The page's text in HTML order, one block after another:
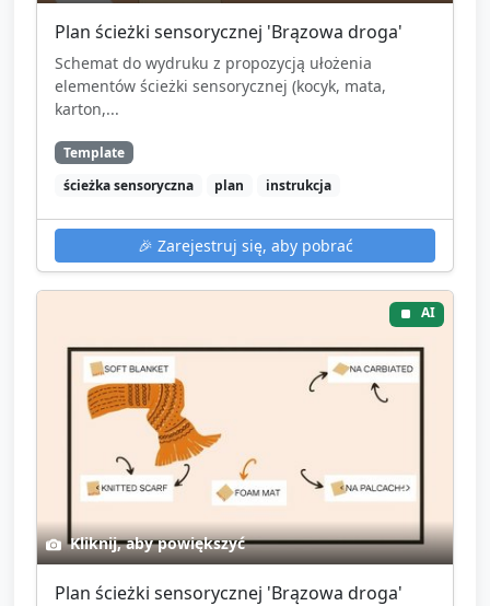
Plan ścieżki sensorycznej 'Brązowa droga'
Schemat do wydruku z propozycją ułożenia
elementów ścieżki sensorycznej (kocyk, mata,
karton,...
Template
ścieżka sensoryczna
plan instrukcja
🎉 Zarejestruj się, aby pobrać
AI
Kliknij, aby powiększyć
Plan ścieżki sensorycznej 'Brązowa droga'